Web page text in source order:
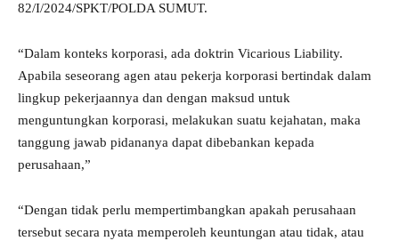
82/I/2024/SPKT/POLDA SUMUT.
“Dalam konteks korporasi, ada doktrin Vicarious Liability.
Apabila seseorang agen atau pekerja korporasi bertindak dalam
lingkup pekerjaannya dan dengan maksud untuk
menguntungkan korporasi, melakukan suatu kejahatan, maka
tanggung jawab pidananya dapat dibebankan kepada
perusahaan,”
“Dengan tidak perlu mempertimbangkan apakah perusahaan
tersebut secara nyata memperoleh keuntungan atau tidak, atau